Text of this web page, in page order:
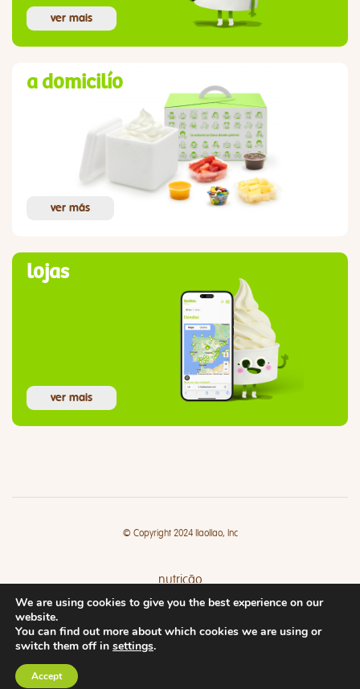
ver mais
a domicilío
ver más
lojas
ver mais
© Copyright 2024 llaollao, Inc
nutrição
lojas
We are using cookies to give you the best experience on our
website.
You can find out more about which cookies we are using or
switch them off in settings.
Accept